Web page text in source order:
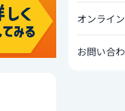
オンライ
お問い合